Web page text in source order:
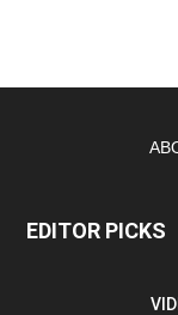
EDITOR PICKS